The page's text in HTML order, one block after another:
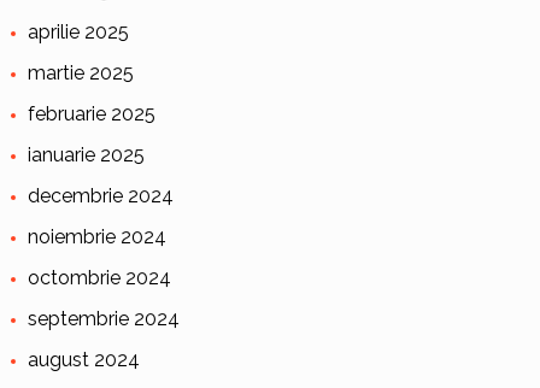
aprilie 2025
martie 2025
februarie 2025
ianuarie 2025
decembrie 2024
noiembrie 2024
octombrie 2024
septembrie 2024
august 2024